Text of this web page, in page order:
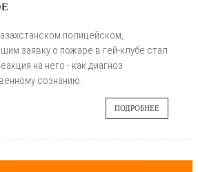
полицейском,
заявку о пожаре в гей-клубе стал
на него - как диагноз
сознанию.
ПОДРОБНЕЕ